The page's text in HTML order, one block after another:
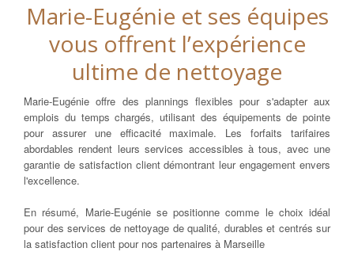
Marie-Eugénie et ses équipes
vous offrent l’expérience
ultime de nettoyage
Marie-Eugénie offre des plannings flexibles pour s'adapter aux
emplois du temps chargés, utilisant des équipements de pointe
pour assurer une efficacité maximale. Les forfaits tarifaires
abordables rendent leurs services accessibles à tous, avec une
garantie de satisfaction client démontrant leur engagement envers
l'excellence.
En résumé, Marie-Eugénie se positionne comme le choix idéal
pour des services de nettoyage de qualité, durables et centrés sur
la satisfaction client pour nos partenaires à Marseille